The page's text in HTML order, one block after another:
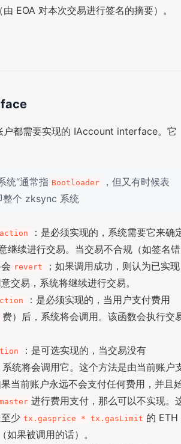
EOA 对本次交易进行签名的摘要）。
户都需要实现的 IAccount interface。它
统“通常指 Bootloader
，但又有时候表
整个 zksync 系统
：是必须实现的，系统需要它来确
继续进行交易。当交易不合规（如签名错
revert
；如果调用成功，则认为已实现
交易，系统将继续进行交易。
：是必须实现的，当用户支付费用
费）后，系统将会调用。该函数会执行交
：是可选实现的，当交易没有
系统将会调用它。这个方法是由当前账户
当前账户永远不会支付任何费用，并且
进行费用支付，那么可以不实现。
少 tx.gasprice * tx.gasLimit 的 ETH
（如果被调用的话）。